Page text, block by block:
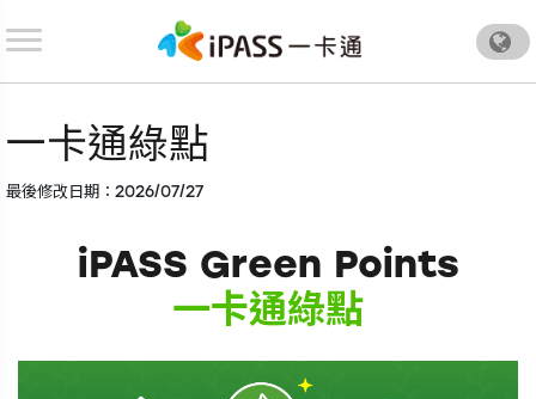
.
一卡通綠點
最後修改日期：2026/07/27
iPASS Green Points
一卡通綠點